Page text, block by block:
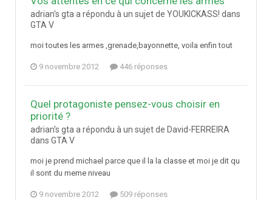
adrian's gta a répondu à un sujet de YOUKICKASS! dans
GTA V
moi toutes les armes ,grenade,bayonnette, voila enfin tout
9 novembre 2012 446 réponses
Quel protagoniste pensez-vous choisir en
priorité ?
adrian's gta a répondu à un sujet de David-FERREIRA
dans GTA V
moi je prend michael parce que il la la classe et moi je dit qu
il sont du meme niveau
9 novembre 2012 509 réponses